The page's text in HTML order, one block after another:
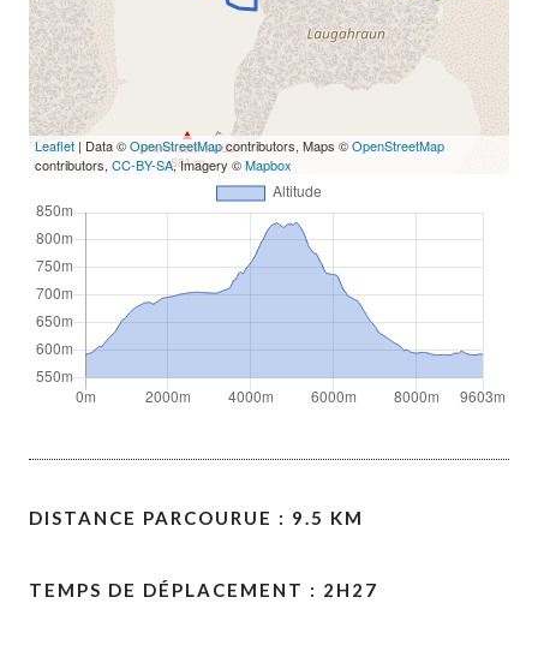
Leaflet | Data ©OpenStreetMapcontributors, Maps ©OpenStreetMap
contributors, CC-BY-SA, Imagery ©Mapbox
DISTANCE PARCOURUE : 9.5 KM
TEMPS DE DÉPLACEMENT : 2H27